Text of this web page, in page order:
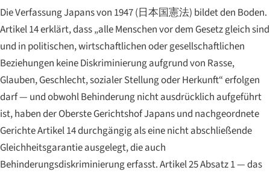
Die Verfassung Japans von 1947 (日本国憲法) bildet den Boden.
Artikel 14 erklärt, dass „alle Menschen vor dem Gesetz gleich sind
und in politischen, wirtschaftlichen oder gesellschaftlichen
Beziehungen keine Diskriminierung aufgrund von Rasse,
Glauben, Geschlecht, sozialer Stellung oder Herkunft“ erfolgen
darf — und obwohl Behinderung nicht ausdrücklich aufgeführt
ist, haben der Oberste Gerichtshof Japans und nachgeordnete
Gerichte Artikel 14 durchgängig als eine nicht abschließende
Gleichheitsgarantie ausgelegt, die auch
Behinderungsdiskriminierung erfasst. Artikel 25 Absatz 1 — das